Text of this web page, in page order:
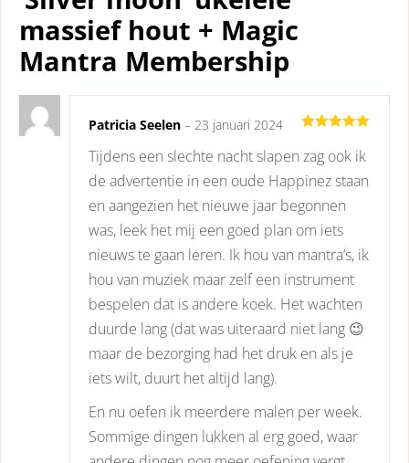
massief hout + Magic
Mantra Membership
5uit 5
Patricia Seelen – 23 januari 2024
Tijdens een slechte nacht slapen zag ook ik
de advertentie in een oude Happinez staan
en aangezien het nieuwe jaar begonnen
was, leek het mij een goed plan om iets
nieuws te gaan leren. Ik hou van mantra’s, ik
hou van muziek maar zelf een instrument
bespelen dat is andere koek. Het wachten
duurde lang (dat was uiteraard niet lang 😉
maar de bezorging had het druk en als je
iets wilt, duurt het altijd lang).
En nu oefen ik meerdere malen per week.
Sommige dingen lukken al erg goed, waar